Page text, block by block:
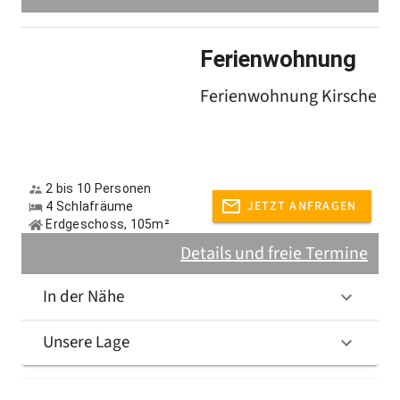
Wir, die Familie Sturm, freuen uns auf Ihren
Ferienwohnung
Ferienwohnung Kirsche
2 bis 10 Personen
4 Schlafräume
Erdgeschoss, 105m²
JETZT ANFRAGEN
Details und freie Termine
In der Nähe
Unsere Lage